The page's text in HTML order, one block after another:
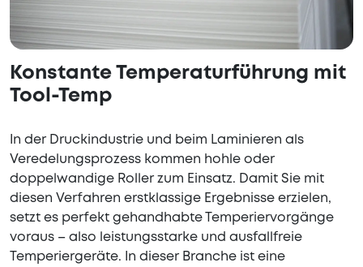
Konstante Temperaturführung mit
Tool-Temp
In der Druckindustrie und beim Laminieren als
Veredelungsprozess kommen hohle oder
doppelwandige Roller zum Einsatz. Damit Sie mit
diesen Verfahren erstklassige Ergebnisse erzielen,
setzt es perfekt gehandhabte Temperiervorgänge
voraus – also leistungsstarke und ausfallfreie
Temperiergeräte. In dieser Branche ist eine